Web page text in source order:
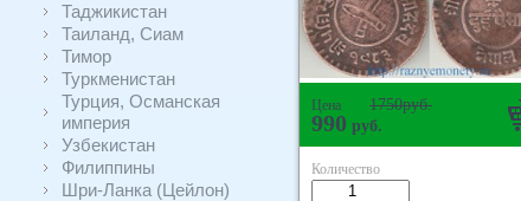
Таджикистан
Таиланд, Сиам
Тимор
Туркменистан
Турция, Османская
империя
Узбекистан
Филиппины
Шри-Ланка (Цейлон)
Цена 1750руб.
990 руб.
Количество